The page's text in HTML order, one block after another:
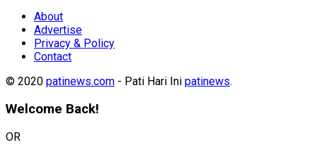
About
Advertise
Privacy & Policy
Contact
© 2020 patinews.com - Pati Hari Ini patinews.
Welcome Back!
OR